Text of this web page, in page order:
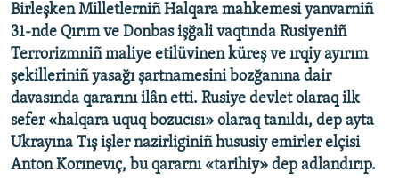
RFE/RS bütün saytları
Birleşken Milletlerniñ Halqara mahkemesi yanvarniñ
31-nde Qırım ve Donbas işğali vaqtında Rusiyeniñ
Terrorizmniñ maliye etilüvinen küreş ve ırqiy ayırım
şekilleriniñ yasağı şartnamesini bozğanına dair
davasında qararını ilân etti. Rusiye devlet olaraq ilk
sefer «halqara uquq bozucısı» olaraq tanıldı, dep ayta
Ukrayına Tış işler nazirliginiñ hususiy emirler elçisi
Anton Korınevıç, bu qararnı «tarihiy» dep adlandırıp.